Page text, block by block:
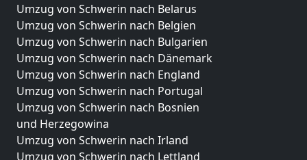
Umzug von Schwerin nach Belarus
Umzug von Schwerin nach Belgien
Umzug von Schwerin nach Bulgarien
Umzug von Schwerin nach Dänemark
Umzug von Schwerin nach England
Umzug von Schwerin nach Portugal
Umzug von Schwerin nach Bosnien
und Herzegowina
Umzug von Schwerin nach Irland
Umzug von Schwerin nach Lettland